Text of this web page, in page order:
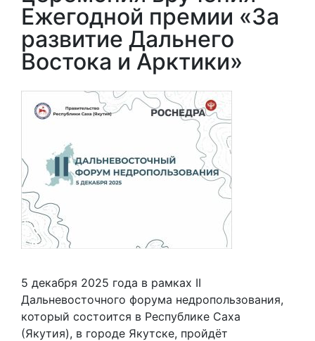
Ежегодной премии «За
развитие Дальнего
Востока и Арктики»
5 декабря 2025 года в рамках II
Дальневосточного форума недропользования,
который состоится в Республике Саха
(Якутия), в городе Якутске, пройдёт